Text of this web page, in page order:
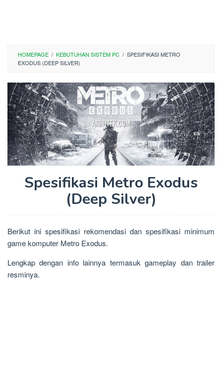
HOMEPAGE / KEBUTUHAN SISTEM PC / SPESIFIKASI METRO
EXODUS (DEEP SILVER)
Spesifikasi Metro Exodus
(Deep Silver)
Berikut ini spesifikasi rekomendasi dan spesifikasi minimum
game komputer Metro Exodus.
Lengkap dengan info lainnya termasuk gameplay dan trailer
resminya.